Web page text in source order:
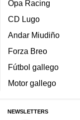
Opa Racing
CD Lugo
Andar Miudiño
Forza Breo
Fútbol gallego
Motor gallego
NEWSLETTERS